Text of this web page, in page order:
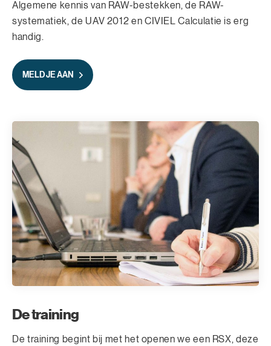
Algemene kennis van RAW-bestekken, de RAW-
systematiek, de UAV 2012 en CIVIEL Calculatie is erg
handig.
MELD JE AAN
De training
De training begint bij met het openen we een RSX, deze